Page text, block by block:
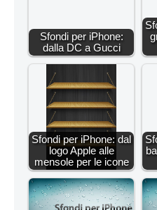
Sfondi per iPhone:
dalla DC a Gucci
Sfondi per iPhone: dal
logo Apple alle
mensole per le icone